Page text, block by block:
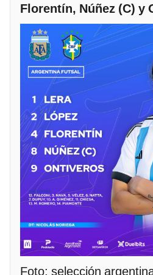
Florentín, Núñez (C) y
Foto: selección